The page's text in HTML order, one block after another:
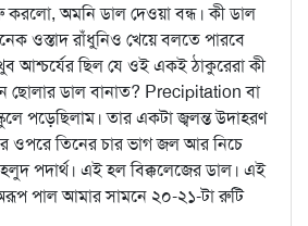
করলো, অমনি ডাল দেওয়া বন্ধ। কী ডাল
ওস্তাদ রাঁধু্নিও খেয়ে বলতে পারবে
আশ্চর্যের ছিল যে ওই একই ঠাকুরেরা কী
ছোলার ডাল বানাত? Precipitation বা
পড়েছিলাম। তার একটা জ্বলন্ত উদাহরণ
ওপরে তিনের চার ভাগ জল আর নিচে
পদার্থ। এই হল বিক্কলেজের ডাল। এই
পাল আমার সামনে ২০-২১-টা রুটি